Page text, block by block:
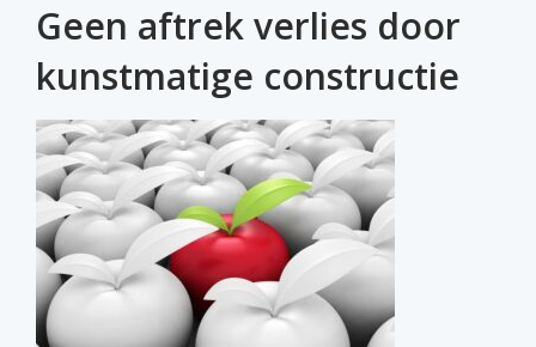
Geen aftrek verlies door
kunstmatige constructie